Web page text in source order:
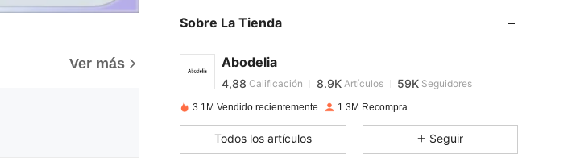
Ver más
Sobre La Tienda
Abodelia
4,88
4,88 Calificación 8.9K Artículos 59K Seguidores
z***apagó Hace 1 día
4,88 8.9K 59K
3.1M Vendido recientemente 1.3M Recompra
Todos los artículos Seguir